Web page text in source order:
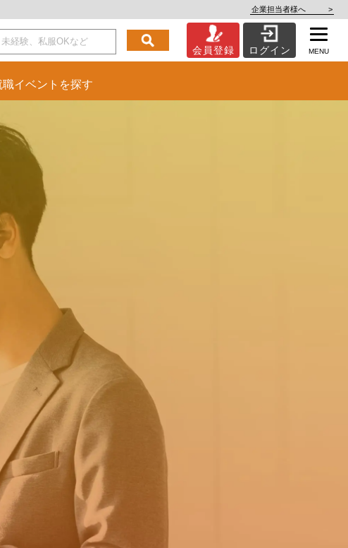
企業担当者様へ >
会員登録 ログイン MENU
職イベント を探す
。
を。
職の方はこちら